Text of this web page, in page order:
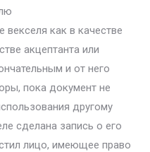
как в качестве
акцептанта или
и от него
пока документ не
другому
сделана запись о его
лицо, имеющее право